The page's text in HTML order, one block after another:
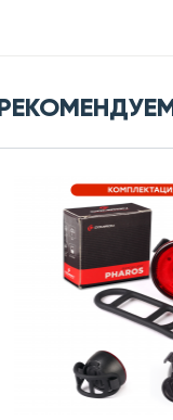
РЕКОМЕНДУЕМ